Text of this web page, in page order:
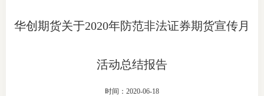
华创期货关于2020年防范非法证券期货宣传月
活动总结报告
时间：2020-06-18